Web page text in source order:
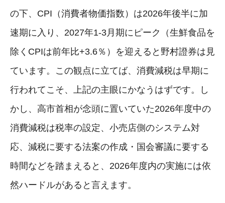
の下、CPI（消費者物価指数）は2026年後半に加
速期に入り、2027年1-3月期にピーク（生鮮食品を
除くCPIは前年比+3.6％）を迎えると野村證券は見
ています。この観点に立てば、消費減税は早期に
行われてこそ、上記の主眼にかなうはずです。し
かし、高市首相が念頭に置いていた2026年度中の
消費減税は税率の設定、小売店側のシステム対
応、減税に要する法案の作成・国会審議に要する
時間などを踏まえると、2026年度内の実施には依
然ハードルがあると言えます。